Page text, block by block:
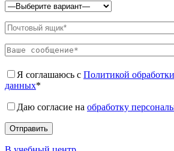
Я соглашаюсь с Политикой
данных*
Даю согласие на обработку